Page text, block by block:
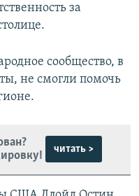
за
сообщество, в
не смогли помочь
читать >